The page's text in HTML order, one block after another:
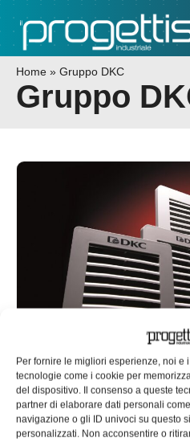
Per fornire le migliori esperienze, noi e
tecnologie come i cookie per
del dispositivo. Il consenso a queste
partner di elaborare dati personali
navigazione o gli ID univoci su questo
personalizzati. Non acconsentire o
Home » Gruppo DKC
Gruppo
Raffreddamento,
protezione dei
Il Gruppo DKC presenta la
completa di soluzioni per la
ventilazione dei quadri